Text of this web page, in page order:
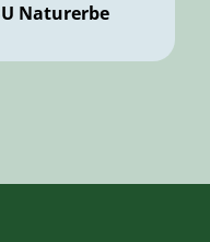
Naturerbe